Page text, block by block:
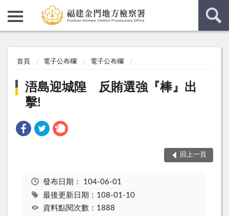
首頁 電子公布欄 電子公布欄
浯島迎城隍 反賄選強『棒』出
擊!
回上一頁
發布日期： 104-06-01
最後更新日期：108-01-10
資料點閱次數：1888